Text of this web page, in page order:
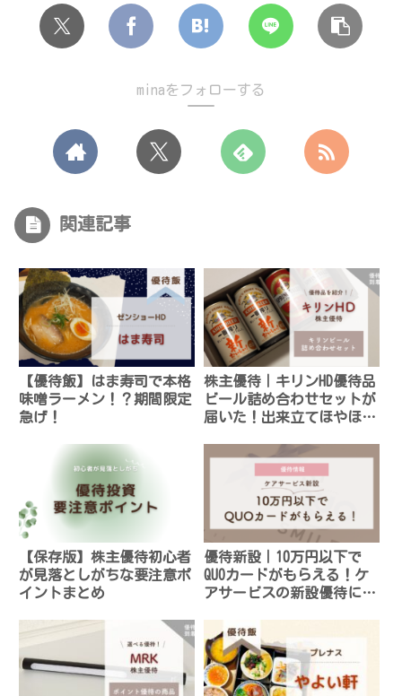
minaをフォローする
関連記事
【優待飯】はま寿司で本格
味噌ラーメン！？期間限定
急げ！
株主優待｜キリンHD優待品
ビール詰め合わせセットが
届いた！出来立てほやほや
【保存版】株主優待初心者
が見落としがちな要注意ポ
イントまとめ
優待新設｜10万円以下で
QUOカードがもらえる！ケ
アサービスの新設優待に注